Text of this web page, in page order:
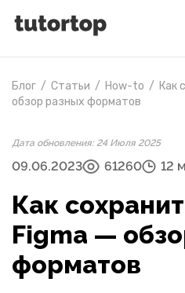
Блог / Статьи / How-to / Как
обзор разных форматов
Дата обновления: 24 Июля 2025
09.06.2023 61260 12
Как
Figma —
форматов